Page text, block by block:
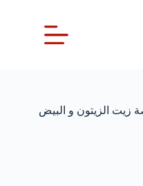
زيت الزيتون و البيض